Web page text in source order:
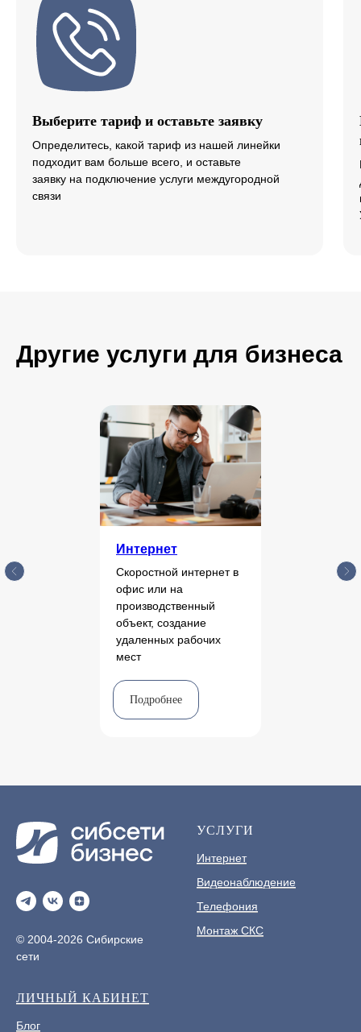
Выберите тариф и оставьте заявку
Определитесь, какой тариф из нашей линейки
подходит вам больше всего, и оставьте
заявку на подключение услуги междугородной
связи
Другие услуги для бизнеса
Интернет
Скоростной интернет в
офис или на
производственный
объект, создание
удаленных рабочих
мест
Подробнее
© 2004-2026 Сибирские
сети
УСЛУГИ
Интернет
Видеонаблюдение
Телефония
Монтаж СКС
ЛИЧНЫЙ КАБИНЕТ
Блог